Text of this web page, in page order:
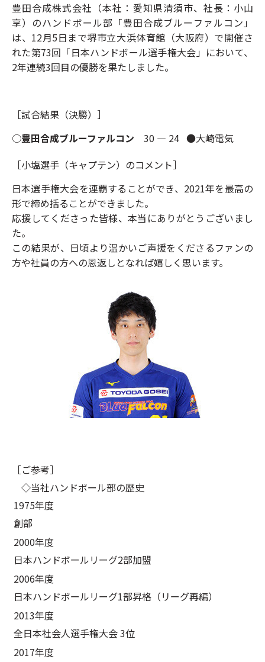
豊田合成株式会社（本社：愛知県清須市、社長：小山
享）のハンドボール部「豊田合成ブルーファルコン」
は、12月5日まで堺市立大浜体育館（大阪府）で開催さ
れた第73回「日本ハンドボール選手権大会」において、
2年連続3回目の優勝を果たしました。
［試合結果（決勝）］
○豊田合成ブルーファルコン 30 ― 24 ●大崎電気
［小塩選手（キャプテン）のコメント］
日本選手権大会を連覇することができ、2021年を最高の
形で締め括ることができました。
応援してくださった皆様、本当にありがとうございまし
た。
この結果が、日頃より温かいご声援をくださるファンの
方や社員の方への恩返しとなれば嬉しく思います。
［ご参考］
◇当社ハンドボール部の歴史
1975年度
創部
2000年度
日本ハンドボールリーグ2部加盟
2006年度
日本ハンドボールリーグ1部昇格（リーグ再編）
2013年度
全日本社会人選手権大会 3位
2017年度